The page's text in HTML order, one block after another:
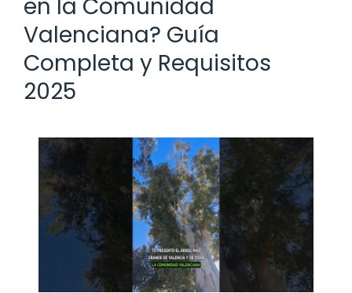
en la Comunidad
Valenciana? Guía
Completa y Requisitos
2025